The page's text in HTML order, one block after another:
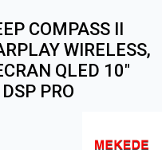
COMPASS II
WIRELESS,
QLED 10"
PRO